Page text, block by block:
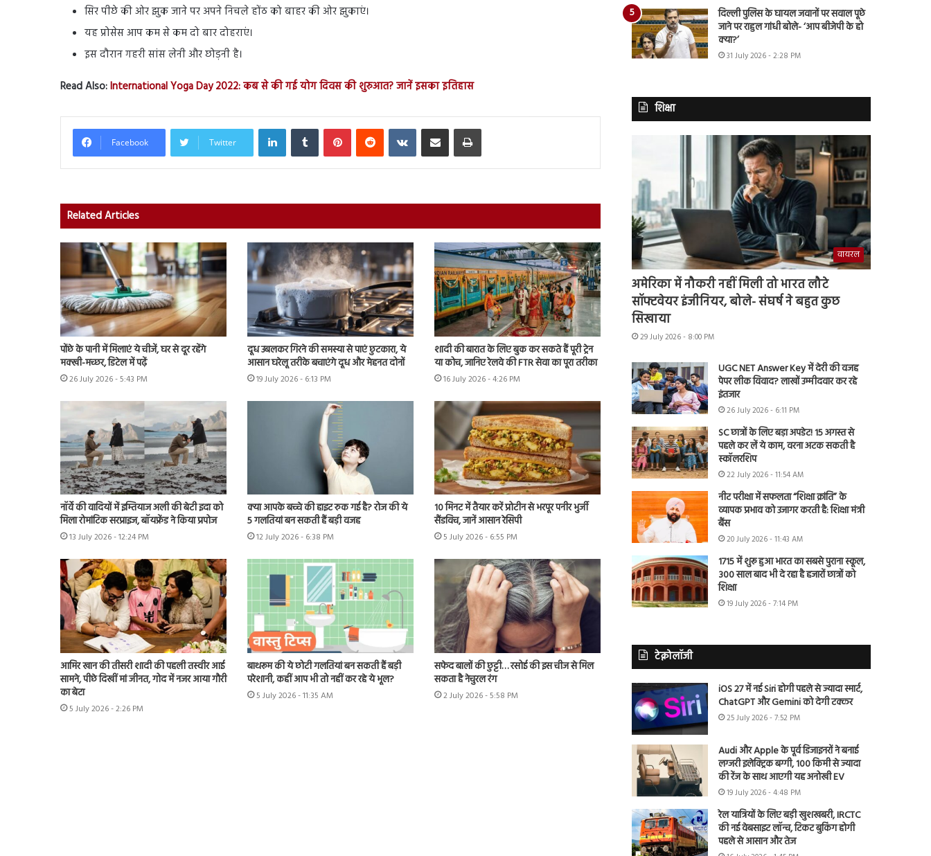
सिर पीछे की ओर झुक जाने पर अपने निचले होंठ को बाहर की ओर झुकाएं।
यह प्रोसेस आप कम से कम दो बार दोहराएं।
इस दौरान गहरी सांस लेनी और छोड़नी है।
Read Also:International Yoga Day 2022: कब से की गई योग दिवस की शुरुआत? जानें इसका इतिहास
Facebook Twitter
LinkedInTumblr PinterestReddit VKontakteShare via Email Print
Related Articles
पोंछे के पानी में मिलाएं ये चीजें, घर से दूर रहेंगे
मक्खी-मच्छर, डिटेल में पढ़ें
26 July 2026 - 5:43 PM
दूध उबलकर गिरने की समस्या से पाएं छुटकारा, ये
आसान घरेलू तरीके बचाएंगे दूध और मेहनत दोनों
19 July 2026 - 6:13 PM
शादी की बारात के लिए बुक कर सकते हैं पूरी ट्रेन
या कोच, जानिए रेलवे की FTR सेवा का पूरा तरीका
16 July 2026 - 4:26 PM
नॉर्वे की वादियों में इम्तियाज अली की बेटी इदा को
मिला रोमांटिक सरप्राइज, बॉयफ्रेंड ने किया प्रपोज
13 July 2026 - 12:24 PM
क्या आपके बच्चे की हाइट रुक गई है? रोज की ये
5 गलतियां बन सकती हैं बड़ी वजह
12 July 2026 - 6:38 PM
10 मिनट में तैयार करें प्रोटीन से भरपूर पनीर भुर्जी
सैंडविच, जानें आसान रेसिपी
5 July 2026 - 6:55 PM
आमिर खान की तीसरी शादी की पहली तस्वीर आई
सामने, पीछे दिखीं मां जीनत, गोद में नजर आया गौरी
का बेटा
5 July 2026 - 2:26 PM
बाथरूम की ये छोटी गलतियां बन सकती हैं बड़ी
परेशानी, कहीं आप भी तो नहीं कर रहे ये भूल?
5 July 2026 - 11:35 AM
सफेद बालों की छुट्टी… रसोई की इस चीज से मिल
सकता है नेचुरल रंग
2 July 2026 - 5:58 PM
दिल्ली पुलिस के घायल जवानों पर सवाल पूछे
जाने पर राहुल गांधी बोले- ‘आप बीजेपी के हो
क्या?’
31 July 2026 - 2:28 PM
शिक्षा
वायरल
अमेरिका में नौकरी नहीं मिली तो भारत लौटे
सॉफ्टवेयर इंजीनियर, बोले- संघर्ष ने बहुत कुछ
सिखाया
29 July 2026 - 8:00 PM
UGC NET Answer Key में देरी की वजह
पेपर लीक विवाद? लाखों उम्मीदवार कर रहे
इंतजार
26 July 2026 - 6:11 PM
SC छात्रों के लिए बड़ा अपडेट! 15 अगस्त से
पहले कर लें ये काम, वरना अटक सकती है
स्कॉलरशिप
22 July 2026 - 11:54 AM
नीट परीक्षा में सफलता “शिक्षा क्रांति” के
व्यापक प्रभाव को उजागर करती है: शिक्षा मंत्री
बैंस
20 July 2026 - 11:43 AM
1715 में शुरू हुआ भारत का सबसे पुराना स्कूल,
300 साल बाद भी दे रहा है हजारों छात्रों को
शिक्षा
19 July 2026 - 7:14 PM
टेक्नोलॉजी
iOS 27 में नई Siri होगी पहले से ज्यादा स्मार्ट,
ChatGPT और Gemini को देगी टक्कर
25 July 2026 - 7:52 PM
Audi और Apple के पूर्व डिजाइनरों ने बनाई
लग्जरी इलेक्ट्रिक बग्गी, 100 किमी से ज्यादा
की रेंज के साथ आएगी यह अनोखी EV
19 July 2026 - 4:48 PM
रेल यात्रियों के लिए बड़ी खुशखबरी, IRCTC
की नई वेबसाइट लॉन्च, टिकट बुकिंग होगी
पहले से आसान और तेज